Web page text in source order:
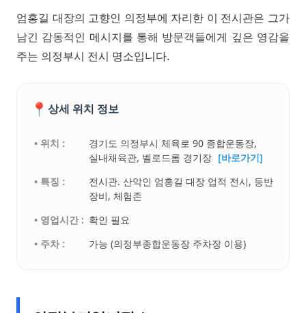
엄홍길 대장의 고향인 의정부에 자리한 이 전시관은 그가
남긴 감동적인 메시지를 통해 방문객들에게 깊은 영감을
주는 의정부시 전시 명소입니다.
📍 상세 위치 정보
• 위치 :
경기도 의정부시 체육로 90 종합운동장,
실내채육관, 벨로드롬 경기장 [바로가기]
• 특징 :
전시관. 산악인 엄홍길 대장 업적 전시, 등반
장비, 체험존
• 영업시간 : 확인 필요
• 주차 :
가능 (의정부종합운동장 주차장 이용)